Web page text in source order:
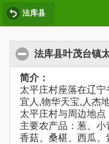
法库县
法库县叶茂台镇
简介：
太平庄村座落在辽
宜人,物华天宝,人杰
太平庄村与周边地点
主要农产品：葱、小
香菇、桑椹、西瓜、